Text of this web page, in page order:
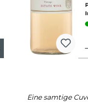
Eine samtige